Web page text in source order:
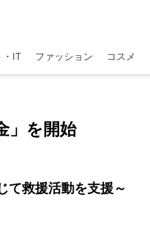
・IT ファッション コスメ
」を開始
て救援活動を支援～